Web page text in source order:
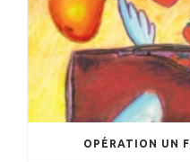
OPÉRATION UN